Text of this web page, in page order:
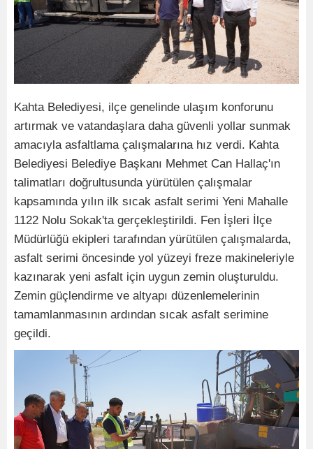
Kahta Belediyesi, ilçe genelinde ulaşım konforunu
artırmak ve vatandaşlara daha güvenli yollar sunmak
amacıyla asfaltlama çalışmalarına hız verdi. Kahta
Belediyesi Belediye Başkanı Mehmet Can Hallaç'ın
talimatları doğrultusunda yürütülen çalışmalar
kapsamında yılın ilk sıcak asfalt serimi Yeni Mahalle
1122 Nolu Sokak'ta gerçekleştirildi. Fen İşleri İlçe
Müdürlüğü ekipleri tarafından yürütülen çalışmalarda,
asfalt serimi öncesinde yol yüzeyi freze makineleriyle
kazınarak yeni asfalt için uygun zemin oluşturuldu.
Zemin güçlendirme ve altyapı düzenlemelerinin
tamamlanmasının ardından sıcak asfalt serimine
geçildi.